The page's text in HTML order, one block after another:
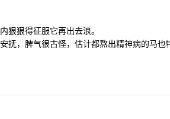
狠狠得征服它再出去浪。
抚，脾气很古怪，估计都熬出精神病的马也